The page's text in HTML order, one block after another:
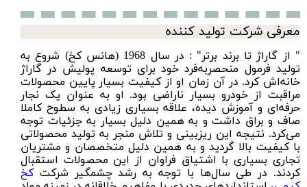
معرفی شرکت تولید کننده
" از گاراژ تا برند برتر" : در سال 1968 (هانس کخ) شروع به
تولید فرمول منحصر‌به‌فرد خود برای توسعه پولیش در گاراژ
خانه‌اش کرد. در آن زمان او از کیفیت بسیار پایین محصولات
مراقبت از خودرو بسیار ناراضی بود. او به عنوان یک نجار
حرفه‌ای و آموزش دیده، علاقه بسیاری زیادی به سطوح کاملا
صاف و براق داشت و به همین دلیل بسیار به جزئیات توجه
می‌کرد. نتیجه این ریزبینی و تلاش منجر به تولید محصولاتی
با کیفیت بالا گردید و به همین دلیل متخصصان و مشتریان
تجاری بسیاری با اشتیاق فراوان از این محصولات استقبال
کردند. در طی سال‌ها با توجه به رشد چشمگیر شرکتکخ